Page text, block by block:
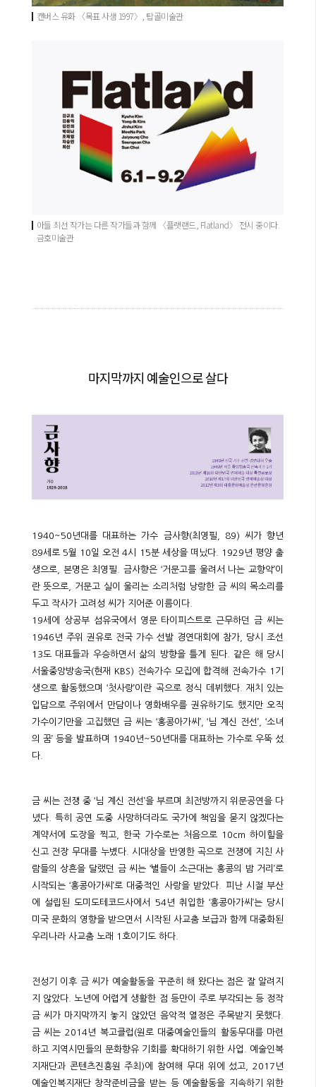
캔버스 유화 〈목표 사생 1997〉, 탑골미술관
아들 최선 작가는 다른 작가들과 함께 〈플랫랜드, Flatland〉 전시 중이다.
금호미술관
마지막까지 예술인으로 살다
1940~50년대를 대표하는 가수 금사향(최영필, 89) 씨가 향년
89세로 5월 10일 오전 4시 15분 세상을 떠났다. 1929년 평양 출
생으로, 본명은 최영필. 금사향은 ‘거문고를 울려서 나는 교향악’이
란 뜻으로, 거문고 실이 울리는 소리처럼 낭랑한 금 씨의 목소리를
두고 작사가 고려성 씨가 지어준 이름이다.
19세에 상공부 섬유국에서 영문 타이피스트로 근무하던 금 씨는
1946년 주위 권유로 전국 가수 선발 경연대회에 참가, 당시 조선
13도 대표들과 우승하면서 삶의 방향을 틀게 된다. 같은 해 당시
서울중앙방송국(현재 KBS) 전속가수 모집에 합격해 전속가수 1기
생으로 활동했으며 ‘첫사랑’이란 곡으로 정식 데뷔했다. 재치 있는
입담으로 주위에서 만담이나 영화배우를 권유하기도 했지만 오직
가수이기만을 고집했던 금 씨는 ‘홍콩아가씨’, ‘님 계신 전선’, ‘소녀
의 꿈’ 등을 발표하며 1940년~50년대를 대표하는 가수로 우뚝 섰
다.
금 씨는 전쟁 중 ‘님 계신 전선’을 부르며 최전방까지 위문공연을 다
녔다. 특히 공연 도중 사망하더라도 국가에 책임을 묻지 않겠다는
계약서에 도장을 찍고, 한국 가수로는 처음으로 10cm 하이힐을
신고 전장 무대를 누볐다. 시대상을 반영한 곡으로 전쟁에 지친 사
람들의 상흔을 달랬던 금 씨는 ‘별들이 소근대는 홍콩의 밤 거리’로
시작되는 ‘홍콩아가씨’로 대중적인 사랑을 받았다. 피난 시절 부산
에 설립된 도미도테코드사에서 54년 취입한 ‘홍콩아가씨’는 당시
미국 문화의 영향을 받으면서 시작된 사교춤 보급과 함께 대중화된
우리나라 사교춤 노래 1호이기도 하다.
전성기 이후 금 씨가 예술활동을 꾸준히 해 왔다는 점은 잘 알려지
지 않았다. 노년에 어렵게 생활한 점 등만이 주로 부각되는 등 정작
금 씨가 마지막까지 놓지 않았던 음악적 열정은 주목받지 못했다.
금 씨는 2014년 복고클럽(원로 대중예술인들의 활동무대를 마련
하고 지역시민들의 문화향유 기회를 확대하기 위한 사업. 예술인복
지재단과 콘텐츠진흥원 주최)에 참여해 무대 위에 섰고, 2017년
예술인복지재단 창작준비금을 받는 등 예술활동을 지속하기 위한